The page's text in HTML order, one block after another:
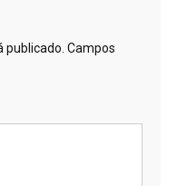
publicado. Campos